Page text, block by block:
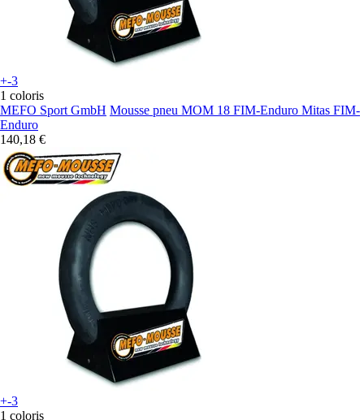
+-3
1 coloris
MEFO Sport GmbH Mousse pneu MOM 18 FIM-Enduro Mitas FIM-
Enduro
140,18 €
+-3
1 coloris